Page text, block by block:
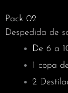
Pack 02
Despedida de
De 6 a
1 copa
2